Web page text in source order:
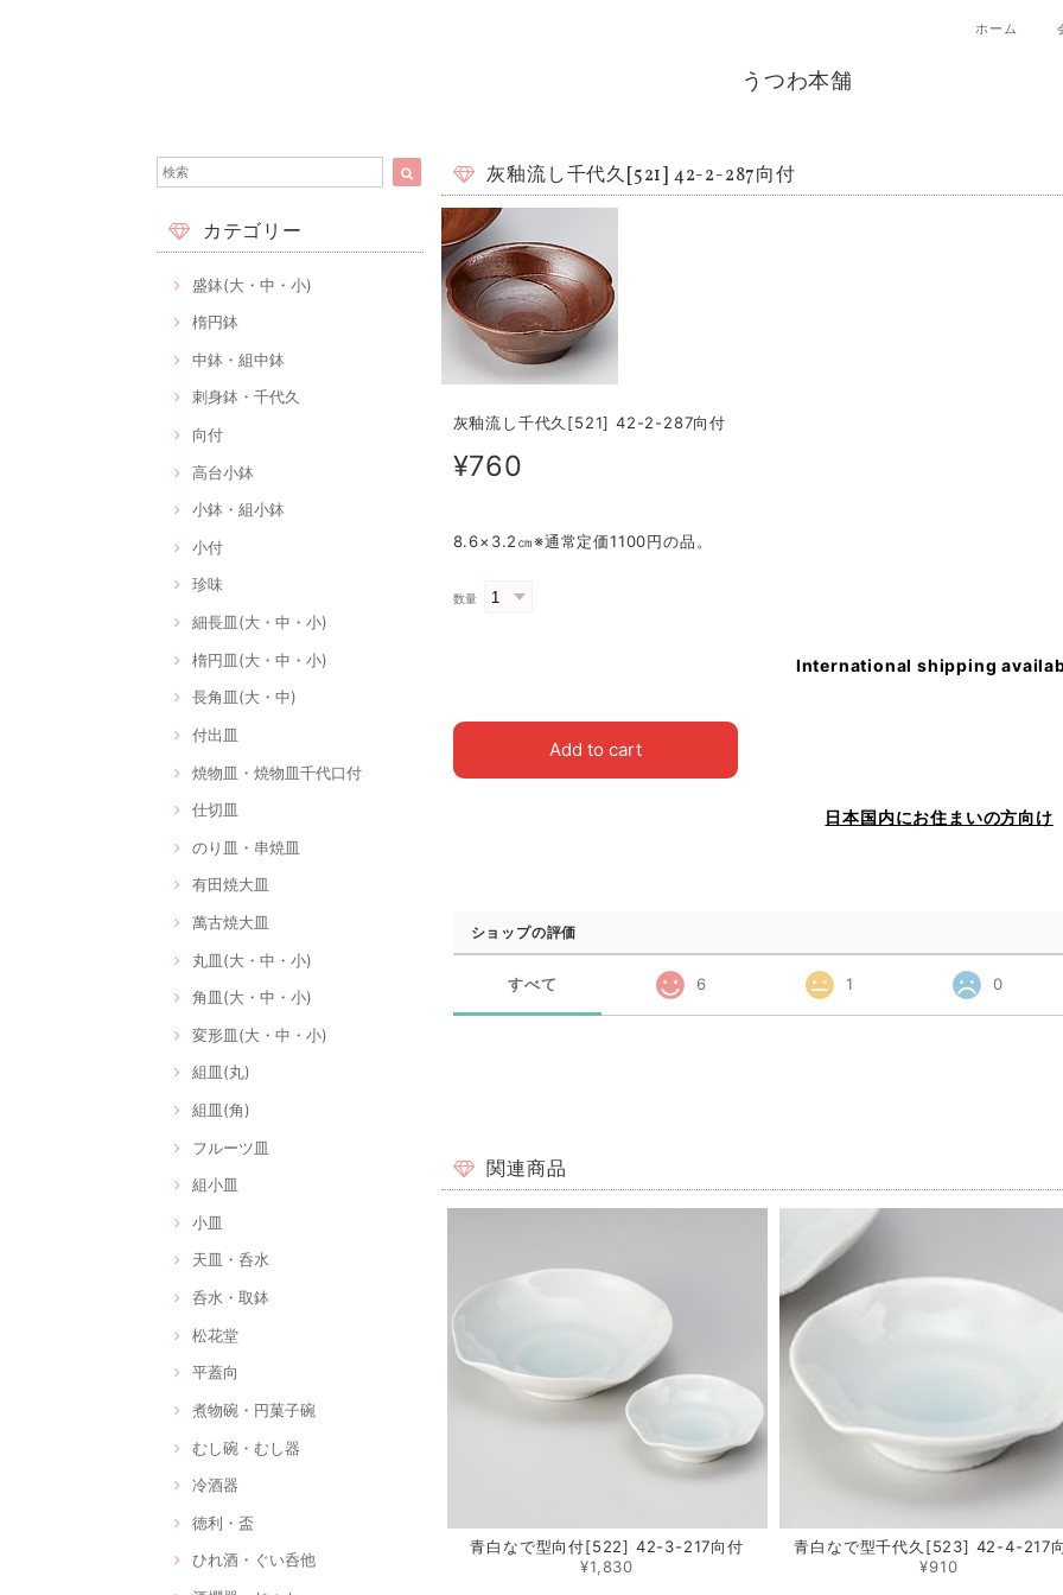
ホーム
うつわ本舗
カテゴリー
盛鉢(大・中・小)
楕円鉢
中鉢・組中鉢
刺身鉢・千代久
向付
高台小鉢
小鉢・組小鉢
小付
珍味
細長皿(大・中・小)
楕円皿(大・中・小)
長角皿(大・中)
付出皿
焼物皿・焼物皿千代口付
仕切皿
のり皿・串焼皿
有田焼大皿
萬古焼大皿
丸皿(大・中・小)
角皿(大・中・小)
変形皿(大・中・小)
組皿(丸)
組皿(角)
フルーツ皿
組小皿
小皿
天皿・呑水
呑水・取鉢
松花堂
平蓋向
煮物碗・円菓子碗
むし碗・むし器
冷酒器
徳利・盃
ひれ酒・ぐい呑他
灰釉流し千代久[521] 42-2-287向付
灰釉流し千代久[521] 42-2-287向付
¥760
8.6×3.2㎝※通常定価1100円の品。
数量
International shipping
Add to cart
日本国内にお住まいの方向け
ショップの評価
すべて 6 1 0
関連商品
青白なで型向付[522] 42-3-217向付
¥1,830
青白なで型千代久[523] 42-4-217
¥910